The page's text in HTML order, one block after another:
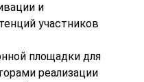
и
участников
площадки для
реализации